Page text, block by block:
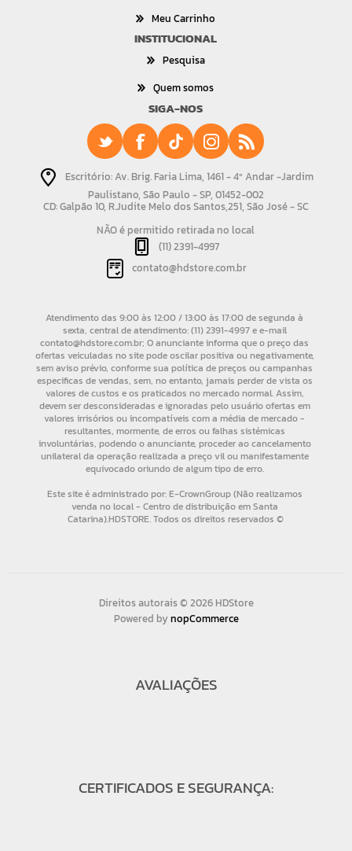
Meu Carrinho
INSTITUCIONAL
Pesquisa
Quem somos
SIGA-NOS
Escritório: Av. Brig. Faria Lima, 1461 - 4º Andar -Jardim
Paulistano, São Paulo - SP, 01452-002
CD: Galpão 10, R.Judite Melo dos Santos,251, São José - SC
NÃO é permitido retirada no local
(11) 2391-4997
contato@hdstore.com.br
Direitos autorais © 2026 HDStore
Powered bynopCommerce
AVALIAÇÕES
CERTIFICADOS E SEGURANÇA: